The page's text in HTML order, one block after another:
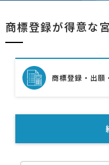
商標登録が得意な
商標登録・出願